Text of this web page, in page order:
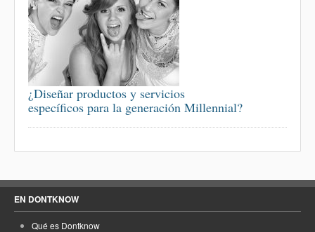
¿Diseñar productos y servicios
específicos para la generación Millennial?
EN DONTKNOW
Qué es Dontknow